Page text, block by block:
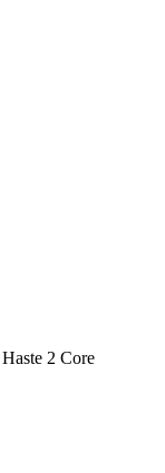
2 Core